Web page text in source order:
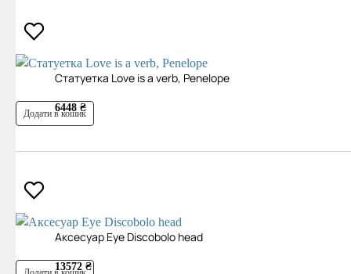
Cтатуетка Love is a verb, Penelope
6448 ₴
Додати в кошик
Аксесуар Eye Discobolo head
13572 ₴